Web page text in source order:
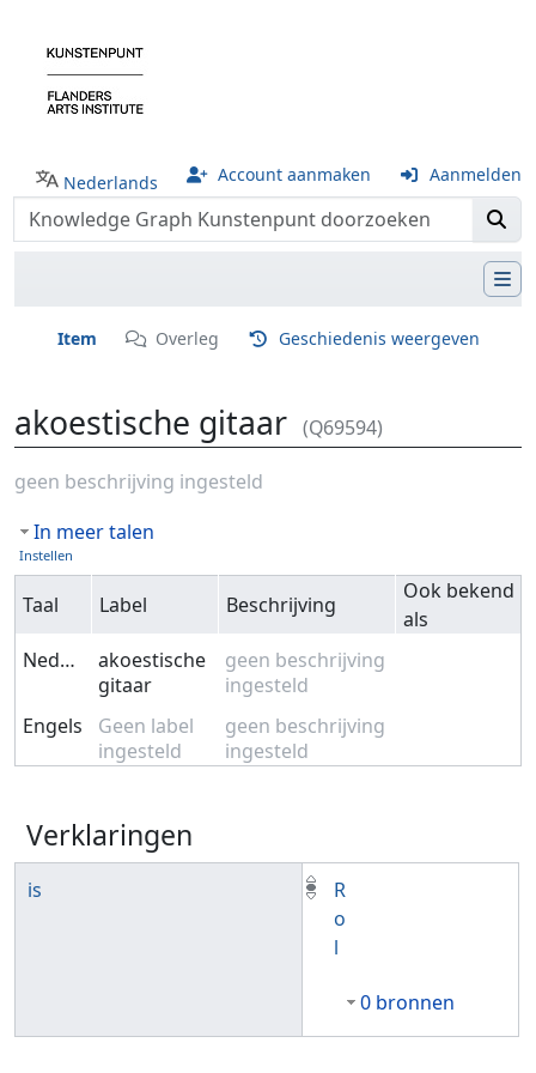
Nederlands Account aanmaken Aanmelden
Item Overleg Geschiedenis weergeven
akoestische gitaar (Q69594)
Ga naar:navigatie,zoeken
geen beschrijving ingesteld
In meer talen
Instellen
Taal Label Beschrijving
Ook bekend
als
Nederlands
akoestische
gitaar
geen beschrijving
ingesteld
Engels
Geen label
ingesteld
geen beschrijving
ingesteld
Verklaringen
is
R
o
l
0 bronnen